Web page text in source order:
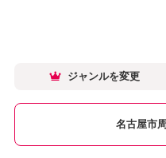
ジャンルを変更
名古屋市